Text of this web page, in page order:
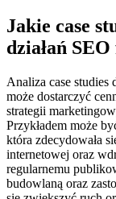
Jakie case
działań
Analiza case studies
może dostarczyć
strategii
Przykładem może
która zdecydowała
internetowej oraz
regularnemu
budowlaną oraz